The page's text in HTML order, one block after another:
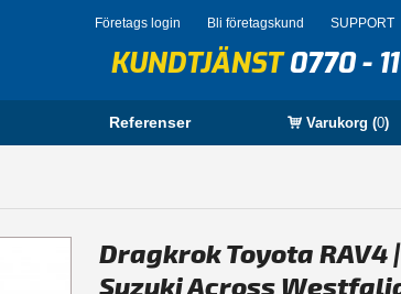
Företags login Bli företagskund SUPPORT
KUNDTJÄNST0770 -
Referenser Varukorg (0)
Dragkrok Toyota RAV4 |
Suzuki Across